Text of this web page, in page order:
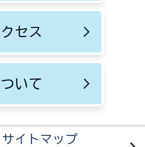
セス
いて
サイトマップ